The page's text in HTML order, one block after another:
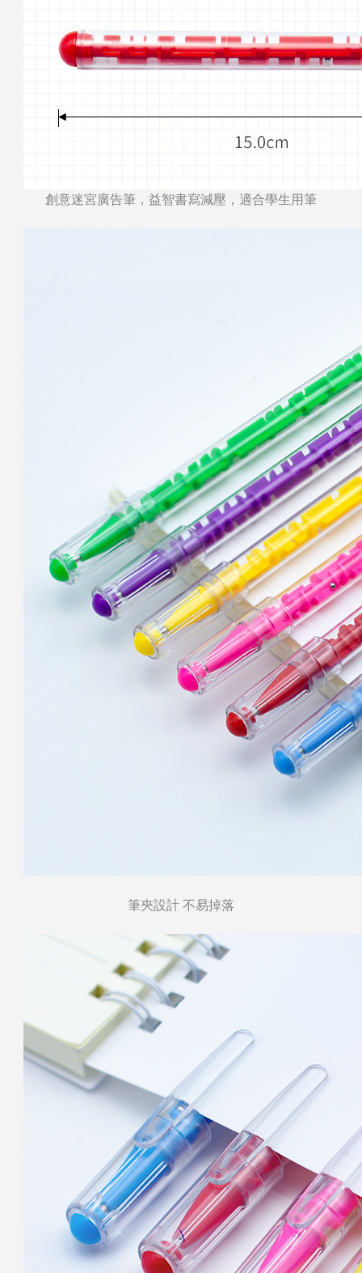
創意迷宮廣告筆，益智書寫減壓，適合學生用筆
筆夾設計 不易掉落